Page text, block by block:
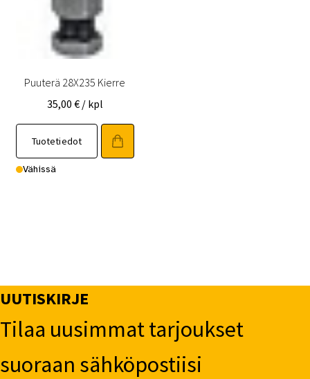
Puuterä 28X235 Kierre
35,00 € / kpl
Tuotetiedot
Vähissä
UUTISKIRJE
Tilaa uusimmat tarjoukset
suoraan sähköpostiisi